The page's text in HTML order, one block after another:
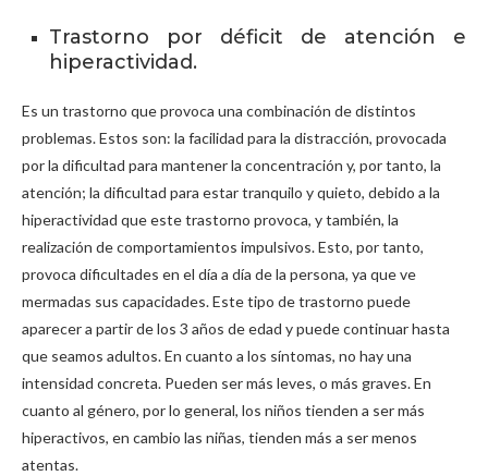
Trastorno por déficit de atención e
hiperactividad.
Es un trastorno que provoca una combinación de distintos
problemas. Estos son: la facilidad para la distracción, provocada
por la dificultad para mantener la concentración y, por tanto, la
atención; la dificultad para estar tranquilo y quieto, debido a la
hiperactividad que este trastorno provoca, y también, la
realización de comportamientos impulsivos. Esto, por tanto,
provoca dificultades en el día a día de la persona, ya que ve
mermadas sus capacidades. Este tipo de trastorno puede
aparecer a partir de los 3 años de edad y puede continuar hasta
que seamos adultos. En cuanto a los síntomas, no hay una
intensidad concreta. Pueden ser más leves, o más graves. En
cuanto al género, por lo general, los niños tienden a ser más
hiperactivos, en cambio las niñas, tienden más a ser menos
atentas.